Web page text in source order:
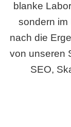
blanke
sondern im
nach die
von unseren
SEO,